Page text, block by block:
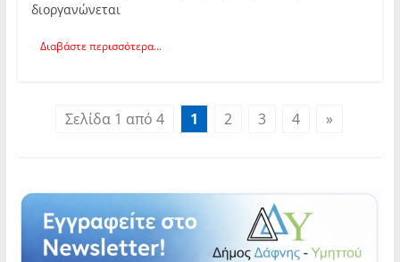
διοργανώνεται
Διαβάστε περισσότερα...
Σελίδα 1 από 4 1 2 3 4 »